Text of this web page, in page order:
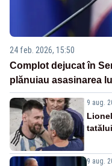
24 feb. 2026, 15:50
Complot dejucat în
plănuiau asasinarea
9 aug.
9 aug.